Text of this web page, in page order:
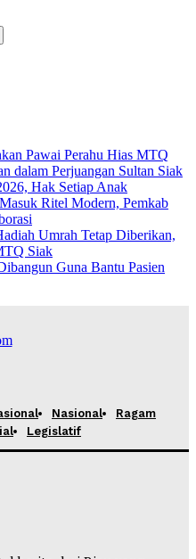
Pawai Perahu Hias MTQ
dalam Perjuangan Sultan Siak
Hak Setiap Anak
Ritel Modern, Pemkab
Umrah Tetap Diberikan,
Siak
Guna Bantu Pasien
Nasional
Ragam
Legislatif